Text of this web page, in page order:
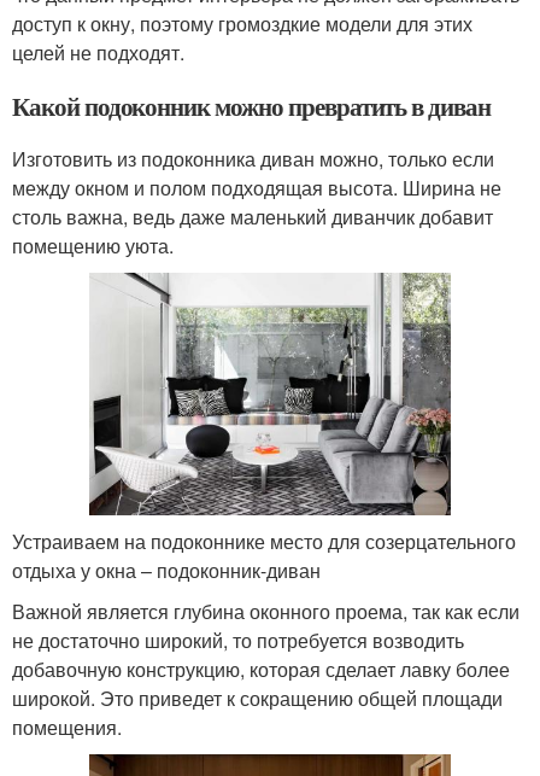
доступ к окну, поэтому громоздкие модели для этих
целей не подходят.
Какой подоконник можно превратить в диван
Изготовить из подоконника диван можно, только если
между окном и полом подходящая высота. Ширина не
столь важна, ведь даже маленький диванчик добавит
помещению уюта.
Устраиваем на подоконнике место для созерцательного
отдыха у окна – подоконник-диван
Важной является глубина оконного проема, так как если
не достаточно широкий, то потребуется возводить
добавочную конструкцию, которая сделает лавку более
широкой. Это приведет к сокращению общей площади
помещения.